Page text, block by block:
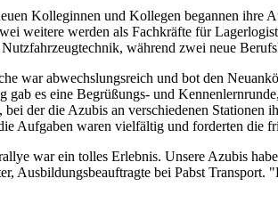
Kolleginnen und Kollegen begannen
weitere werden als Fachkräfte für
während zwei neue
war abwechslungsreich und bot den
gab es eine Begrüßungs- und
bei der die Azubis an verschiedenen Stationen
Aufgaben waren vielfältig und forderten die
war ein tolles Erlebnis. Unsere Azubis
Ausbildungsbeauftragte bei Pabst